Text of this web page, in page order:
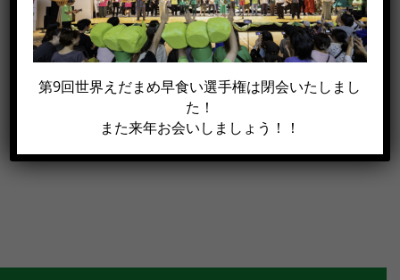
この記事がイイね！と思った方は
シェアして下さい!!
Facebook
X
電
子
ー
第9回世界えだまめ早食い選手権は閉会いたしまし
た！
また来年お会いしましょう！！